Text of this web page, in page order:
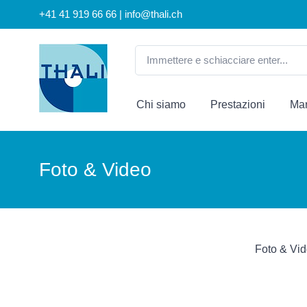
+41 41 919 66 66 | info@thali.ch
Chi siamo Prestazioni
Foto & Video
Foto &